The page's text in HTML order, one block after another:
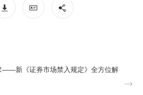
——新《证券市场禁入规定》全方位解